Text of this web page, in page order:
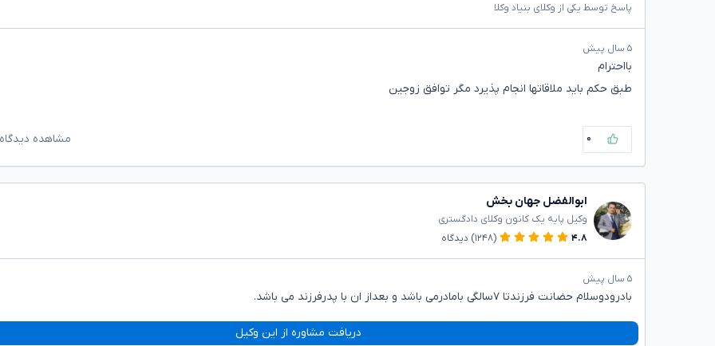
پاسخ توسط یکی از وکلای بنیاد وکلا
۵ سال پیش
بااحترام
طبق حکم باید ملاقاتها انجام پذیرد مگر توافق زوجین
۰ مشاهده
ابوالفضل جهان بخش
وکیل پایه یک کانون وکلای دادگستری
۴.۸
(۱۲۴۸) دیدگاه
۵ سال پیش
بادرودوسلام حضانت فرزندتا ۷سالگی بامادرمی باشد و بعداز ان با پدرفرزند می باشد.
دریافت مشاوره از این وکیل